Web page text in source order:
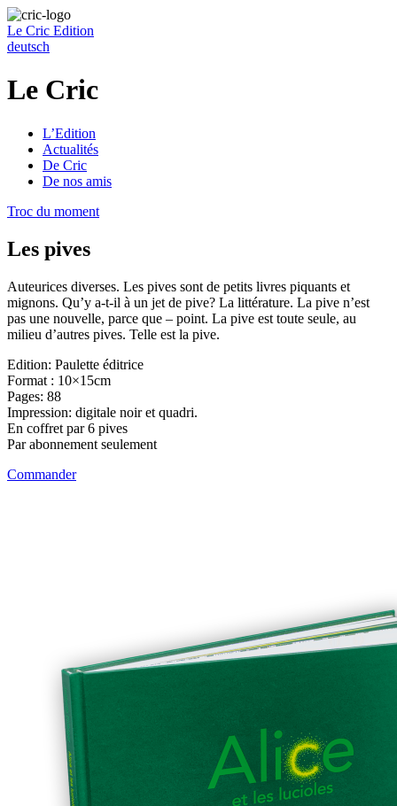
Le Cric Edition
deutsch
Le Cric
L’Edition
Actualités
De Cric
De nos amis
Troc du moment
Les pives
Auteurices diverses. Les pives sont de petits livres piquants et
mignons. Qu’y a-t-il à un jet de pive? La littérature. La pive n’est
pas une nouvelle, parce que – point. La pive est toute seule, au
milieu d’autres pives. Telle est la pive.
Edition: Paulette éditrice
Format : 10×15cm
Pages: 88
Impression: digitale noir et quadri.
En coffret par 6 pives
Par abonnement seulement
Commander